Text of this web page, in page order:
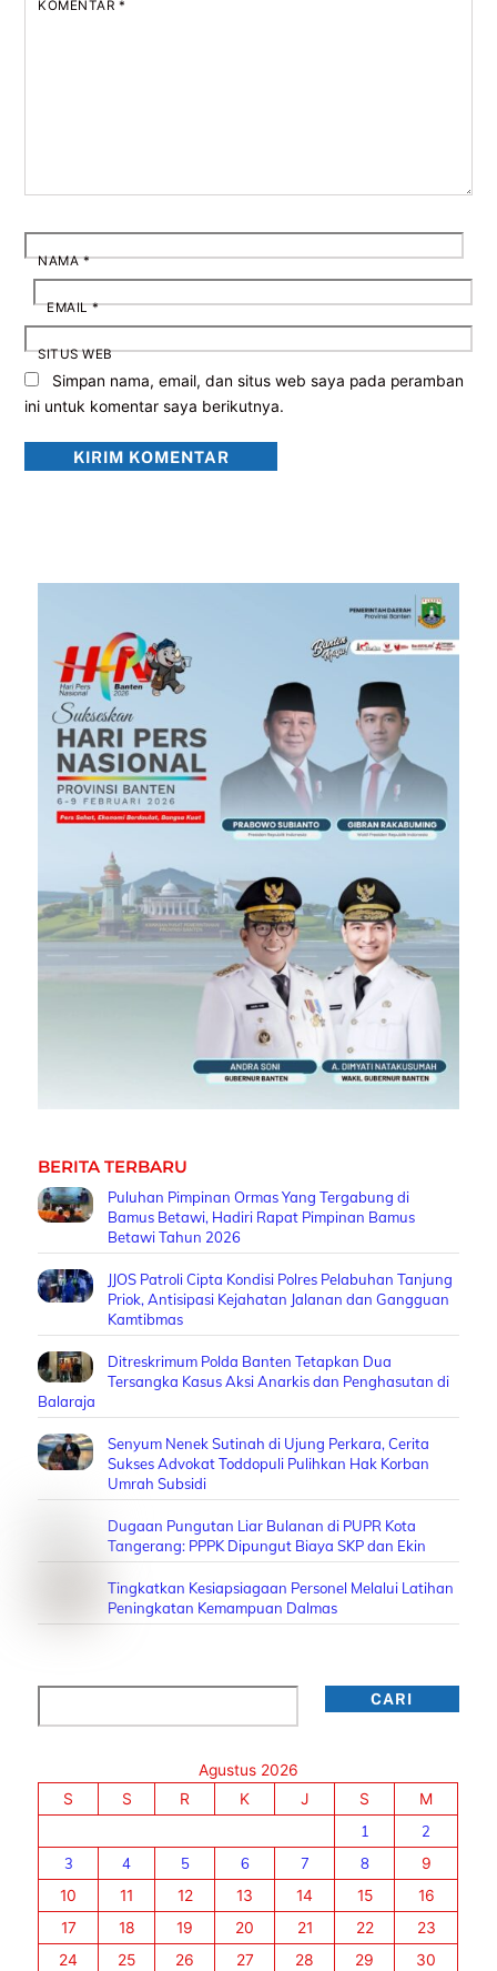
KOMENTAR *
NAMA*
EMAIL*
SITUS WEB
Simpan nama, email, dan situs web saya pada peramban
ini untuk komentar saya berikutnya.
BERITA TERBARU
Puluhan Pimpinan Ormas Yang Tergabung di
Bamus Betawi, Hadiri Rapat Pimpinan Bamus
Betawi Tahun 2026
JJOS Patroli Cipta Kondisi Polres Pelabuhan Tanjung
Priok, Antisipasi Kejahatan Jalanan dan Gangguan
Kamtibmas
Ditreskrimum Polda Banten Tetapkan Dua
Tersangka Kasus Aksi Anarkis dan Penghasutan di
Balaraja
Senyum Nenek Sutinah di Ujung Perkara, Cerita
Sukses Advokat Toddopuli Pulihkan Hak Korban
Umrah Subsidi
Dugaan Pungutan Liar Bulanan di PUPR Kota
Tangerang: PPPK Dipungut Biaya SKP dan Ekin
Tingkatkan Kesiapsiagaan Personel Melalui Latihan
Peningkatan Kemampuan Dalmas
CARI
Agustus 2026
S
S R K J S
M
1
2
3
4 5 6 7 8
9
10
11 12 13 14 15
16
17
18 19 20 21 22
23
24
25 26 27 28 29
30